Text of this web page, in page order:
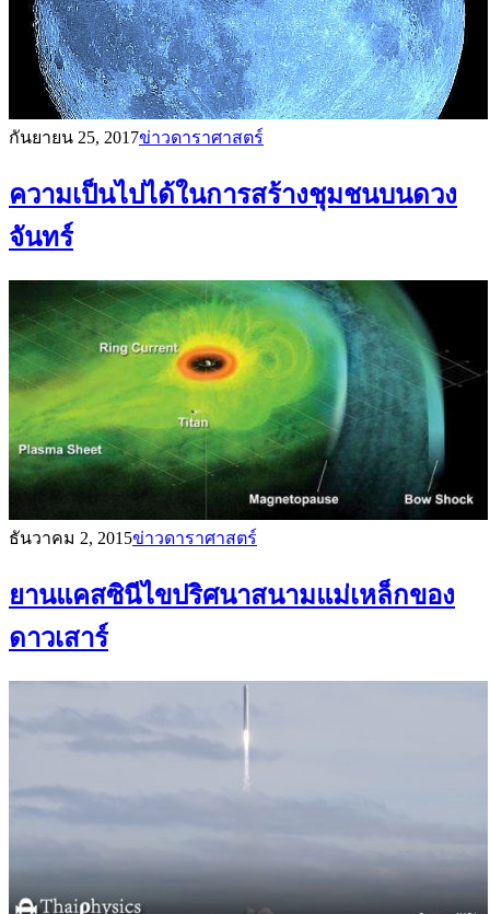
กันยายน 25, 2017ข่าวดาราศาสตร์
ความเป็นไปได้ในการสร้างชุมชนบนดวง
จันทร์
ธันวาคม 2, 2015ข่าวดาราศาสตร์
ยานแคสซินีไขปริศนาสนามแม่เหล็กของ
ดาวเสาร์